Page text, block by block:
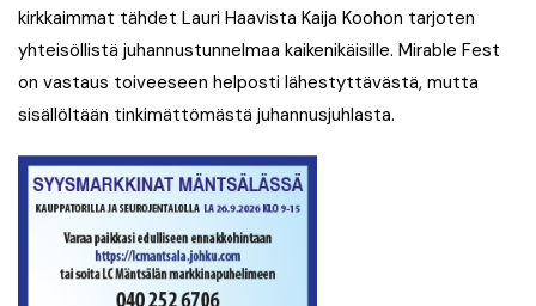
kirkkaimmat tähdet Lauri Haavista Kaija Koohon tarjoten
yhteisöllistä juhannustunnelmaa kaikenikäisille. Mirable Fest
on vastaus toiveeseen helposti lähestyttävästä, mutta
sisällöltään tinkimättömästä juhannusjuhlasta.